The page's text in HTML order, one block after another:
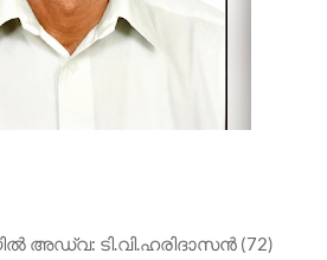
അഡ്വ: ടി.വി.ഹരിദാസൻ (72)